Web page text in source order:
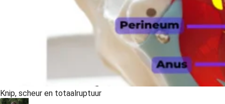
Knip, scheur en totaalruptuur